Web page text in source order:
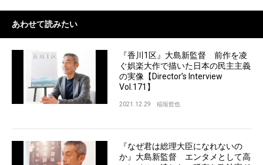
あわせて読みたい
『香川1区』大島新監督 前作を凌
ぐ娯楽大作で描いた日本の民主主義
の実像【Director’s Interview
Vol.171】
2021.12.29 稲垣哲也
『なぜ君は総理大臣になれないの
か』大島新監督 エンタメとして高